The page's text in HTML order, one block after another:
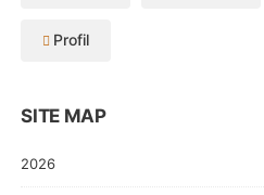
Profil
SITE MAP
2026